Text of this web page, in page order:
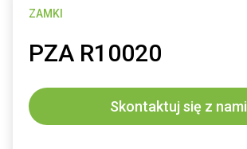
ZAMKI
PZA R10020
Skontaktuj się z nami